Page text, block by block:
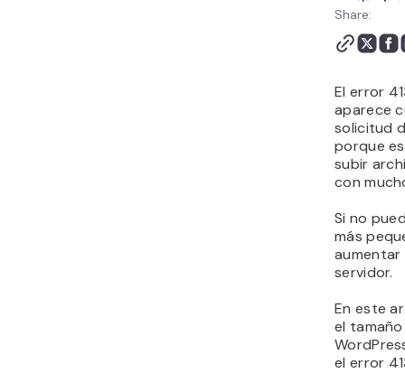
Share:
El error
aparece
solicitud
porque
subir
con
Si no
más
aumentar
servidor.
En este
el
el error